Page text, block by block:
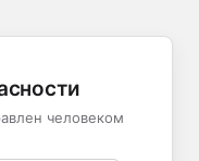
человеком